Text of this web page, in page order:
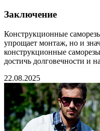
Заключение
Конструкционные
упрощает монтаж, но и
конструкционные
достичь долговечности и
22.08.2025